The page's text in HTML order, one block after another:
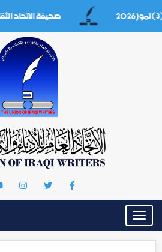
صحيفة الاتحاد الثقافي
Toggle
navigation